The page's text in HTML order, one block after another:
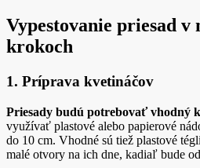
Vypestovanie priesad
krokoch
1. Príprava kvetináčov
Priesady budú potrebovať vhodný
využívať plastové alebo papierové
do 10 cm. Vhodné sú tiež plastové
malé otvory na ich dne, kadiaľ bude